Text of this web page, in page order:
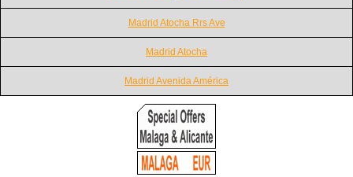
Madrid Atocha Rrs Ave
Madrid Atocha
Madrid Avenida América